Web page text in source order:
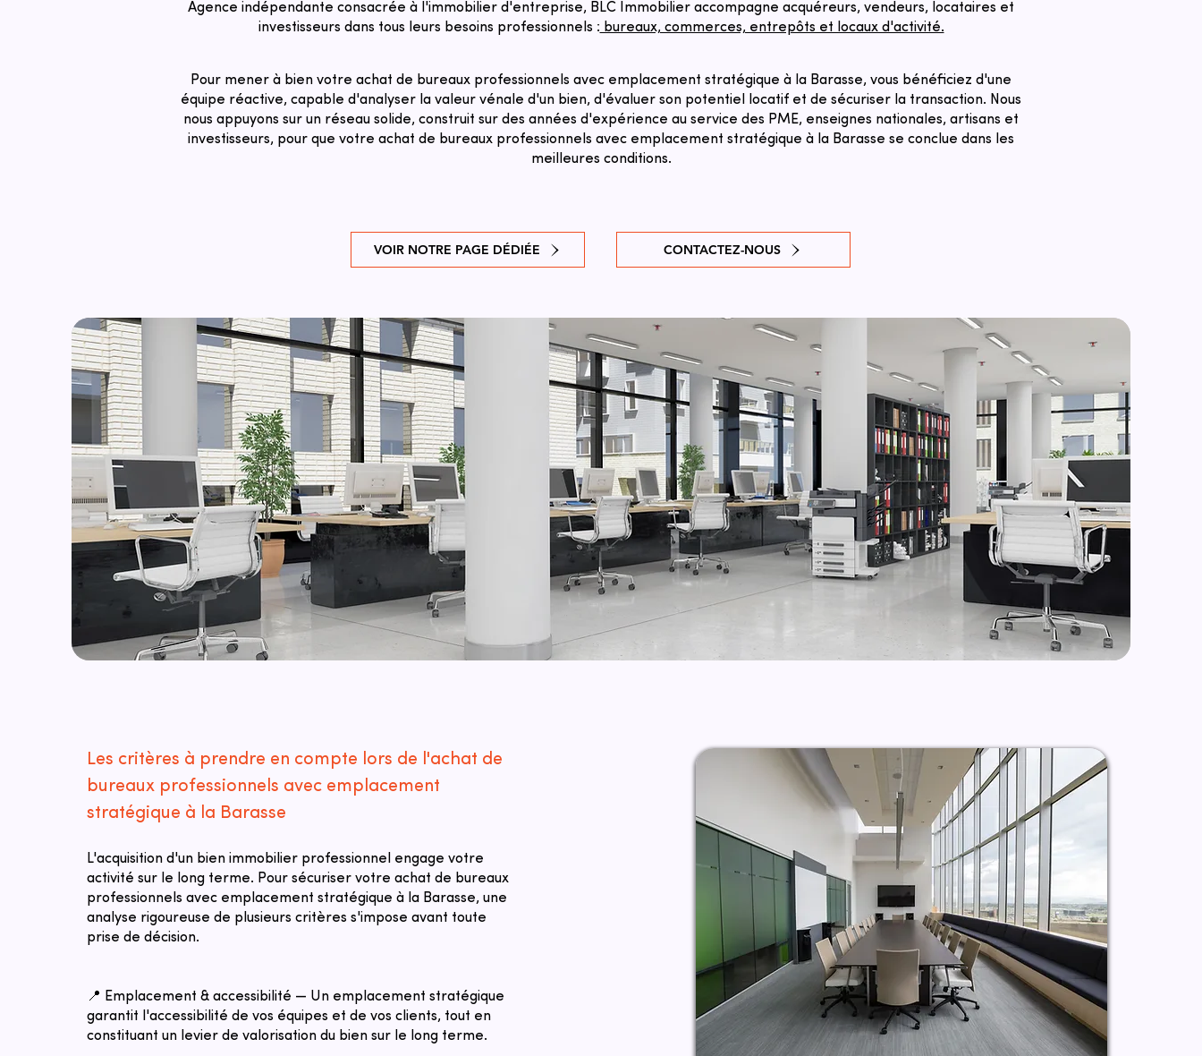
Agence indépendante consacrée à l'immobilier d'entreprise, BLC Immobilier accompagne acquéreurs, vendeurs, locataires et
investisseurs dans tous leurs besoins professionnels : bureaux, commerces, entrepôts et locaux d'activité.
Pour mener à bien votre achat de bureaux professionnels avec emplacement stratégique à la Barasse, vous bénéficiez d'une
équipe réactive, capable d'analyser la valeur vénale d'un bien, d'évaluer son potentiel locatif et de sécuriser la transaction. ​Nous
nous appuyons sur un réseau solide, construit sur des années d'expérience au service des PME, enseignes nationales, artisans et
investisseurs, pour que votre achat de bureaux professionnels avec emplacement stratégique à la Barasse se conclue dans les
meilleures conditions.
VOIR NOTRE PAGE DÉDIÉE CONTACTEZ-NOUS
Les critères à prendre en compte lors de l'achat de
bureaux professionnels avec emplacement
stratégique à la Barasse
L'acquisition d'un bien immobilier professionnel engage votre
activité sur le long terme. Pour sécuriser votre achat de bureaux
professionnels avec emplacement stratégique à la Barasse, une
analyse rigoureuse de plusieurs critères s'impose avant toute
prise de décision.
📍 Emplacement & accessibilité — Un emplacement stratégique
garantit l'accessibilité de vos équipes et de vos clients, tout en
constituant un levier de valorisation du bien sur le long terme.